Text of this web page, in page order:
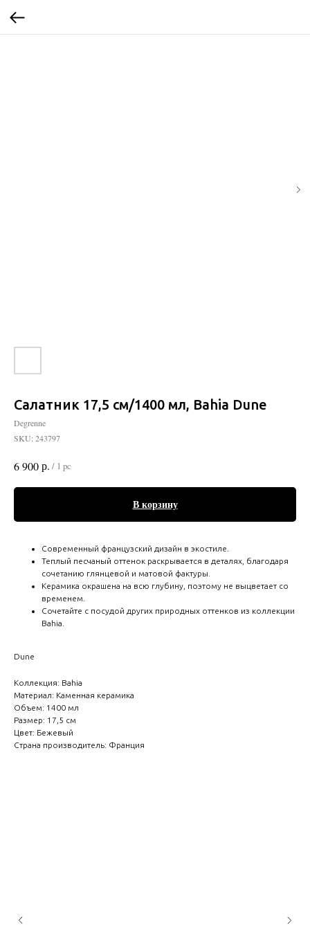
Салатник 17,5 см/1400 мл, Bahia Dune
Degrenne
SKU: 243797
6 900р. / 1 pc
В корзину
Современный французский дизайн в экостиле.
Теплый песчаный оттенок раскрывается в деталях, благодаря
сочетанию глянцевой и матовой фактуры.
Керамика окрашена на всю глубину, поэтому не выцветает со
временем.
Сочетайте с посудой других природных оттенков из коллекции
Bahia.
Dune
Коллекция: Bahia
Материал: Каменная керамика
Объем: 1400 мл
Размер: 17,5 см
Цвет: Бежевый
Страна производитель: Франция